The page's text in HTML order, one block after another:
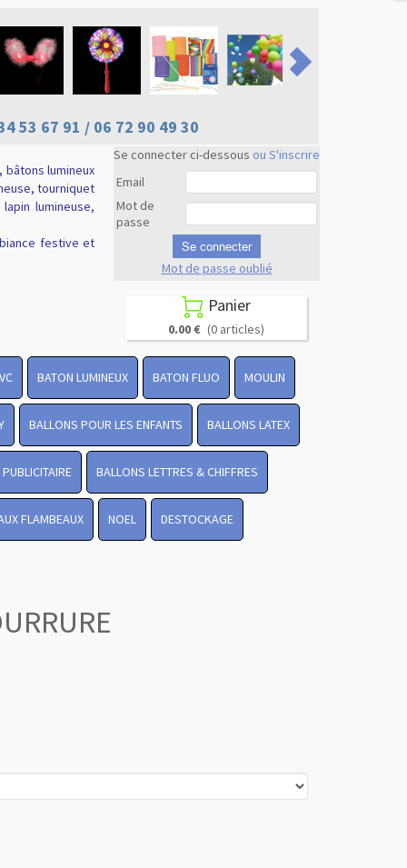
53 67 91 / 06 72 90 49 30
Se connecter ci-dessous ou S'inscrire
Email
Mot de
passe
Se connecter
Mot de passe oublié
lumineux
tourniquet
lumineuse,
festive et
 Panier
0.00 € (0 articles)
BATON LUMINEUX BATON FLUO MOULIN
BALLONS POUR LES ENFANTS BALLONS LATEX
BALLONS LETTRES & CHIFFRES
FLAMBEAUX NOEL DESTOCKAGE